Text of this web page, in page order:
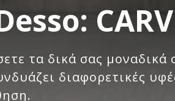
τα δικά σας μοναδικά
διαφορετικές